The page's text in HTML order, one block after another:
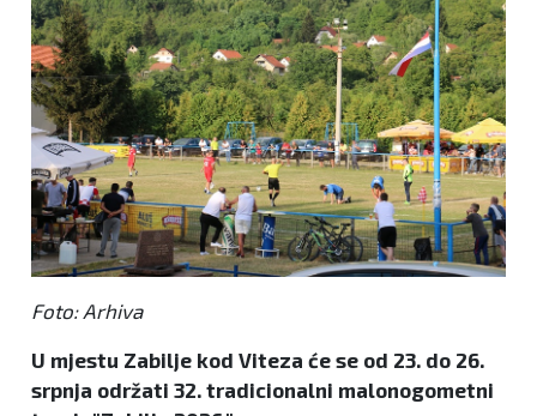
Foto: Arhiva
U mjestu Zabilje kod Viteza će se od 23. do 26.
srpnja održati 32. tradicionalni malonogometni